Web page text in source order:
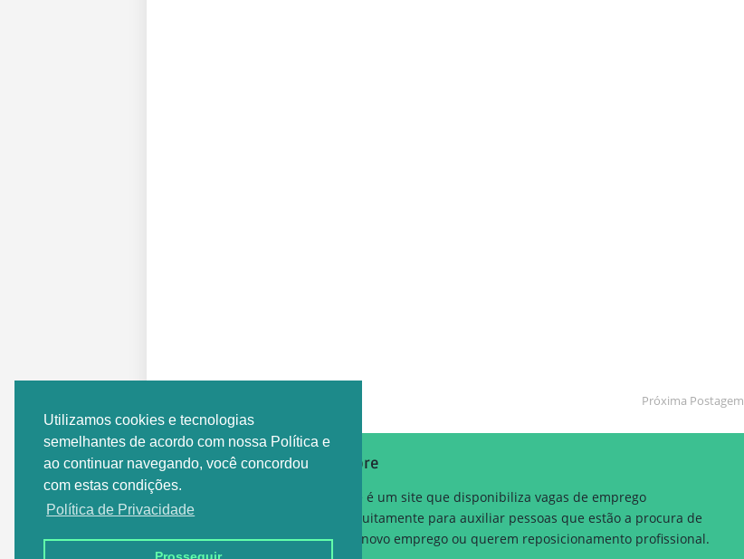
Utilizamos cookies e tecnologias
semelhantes de acordo com nossa Política e
ao continuar navegando, você concordou
com estas condições.
Política de Privacidade
Próxima Postagem
Sobre
Este é um site que disponibiliza vagas de emprego
gratuitamente para auxiliar pessoas que estão a procura de
um novo emprego ou querem reposicionamento profissional.